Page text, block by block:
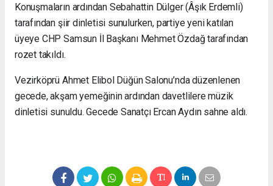
Konuşmaların ardından Sebahattin Dülger (Âşık Erdemli)
tarafından şiir dinletisi sunulurken, partiye yeni katılan
üyeye CHP Samsun İl Başkanı Mehmet Özdağ tarafından
rozet takıldı.
Vezirköprü Ahmet Elibol Düğün Salonu’nda düzenlenen
gecede, akşam yemeğinin ardından davetlilere müzik
dinletisi sunuldu. Gecede Sanatçı Ercan Aydın sahne aldı.